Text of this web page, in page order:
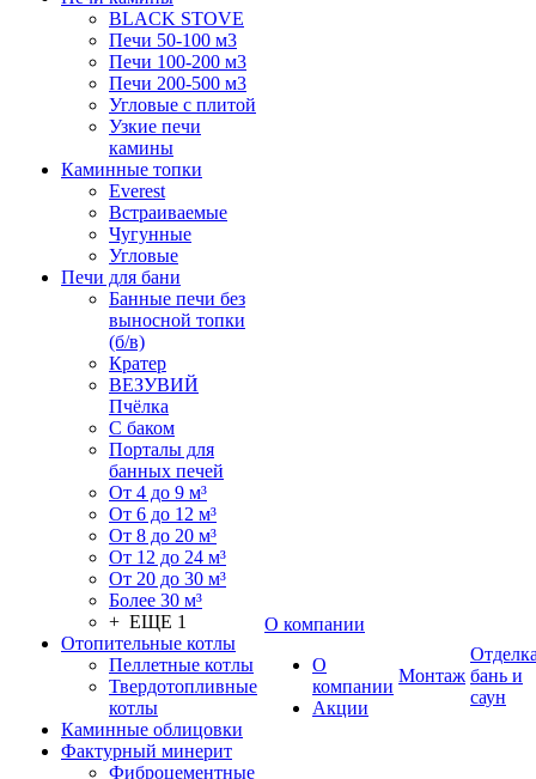
BLACK STOVE
Печи 50-100 м3
Печи 100-200 м3
Печи 200-500 м3
Угловые с плитой
Узкие печи
камины
Каминные топки
Everest
Встраиваемые
Чугунные
Угловые
Печи для бани
Банные печи без
выносной топки
(б/в)
Кратер
ВЕЗУВИЙ
Пчёлка
С баком
Порталы для
банных печей
От 4 до 9 м³
От 6 до 12 м³
От 8 до 20 м³
От 12 до 24 м³
От 20 до 30 м³
Более 30 м³
+ ЕЩЕ 1
Отопительные котлы
Пеллетные котлы
Твердотопливные
котлы
Каминные облицовки
Фактурный минерит
Фиброцементные
О компании
О
компании
Акции
Монтаж бань и
саун